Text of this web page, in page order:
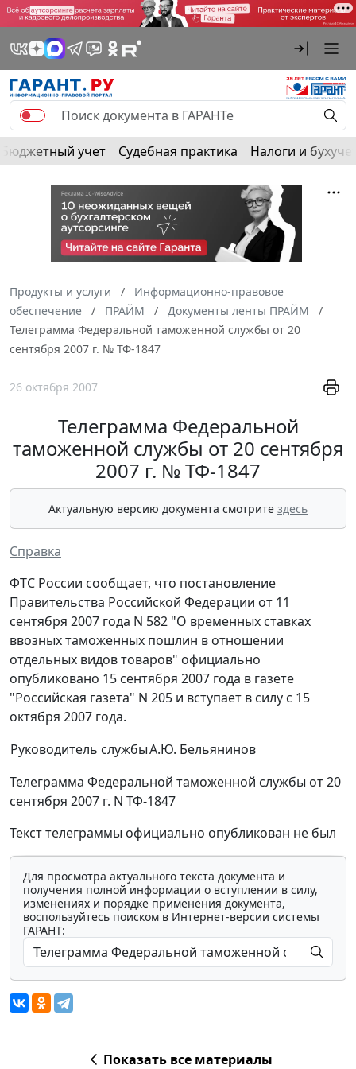
Бюджетный учет Судебная практика Налоги и
Продукты и услуги
Информационно-правовое
обеспечение
ПРАЙМ
Документы ленты ПРАЙМ
Телеграмма Федеральной таможенной службы от 20
сентября 2007 г. № ТФ-1847
26 октября 2007
Телеграмма Федеральной
таможенной службы от 20 сентября
2007 г. № ТФ-1847
Актуальную версию документа смотрите здесь
Справка
ФТС России сообщает, что постановление
Правительства Российской Федерации от 11
сентября 2007 года N 582 "О временных ставках
ввозных таможенных пошлин в отношении
отдельных видов товаров" официально
опубликовано 15 сентября 2007 года в газете
"Российская газета" N 205 и вступает в силу с 15
октября 2007 года.
Руководитель службыА.Ю. Бельянинов
Телеграмма Федеральной таможенной службы от 20
сентября 2007 г. N ТФ-1847
Текст телеграммы официально опубликован не был
Для просмотра актуального текста документа и
получения полной информации о вступлении в силу,
изменениях и порядке применения документа,
воспользуйтесь поиском в Интернет-версии системы
ГАРАНТ:
Показать все материалы